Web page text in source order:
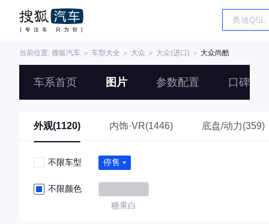
当前位置: 搜狐汽车 ＞ 车型大全 ＞ 大众 ＞ 大众(进口) ＞ 大众尚酷
车系首页 图片 参数配置 口碑
外观(1120) 内饰·VR(1446) 底盘/动力(359)
不限车型 停售
不限颜色
糖果白